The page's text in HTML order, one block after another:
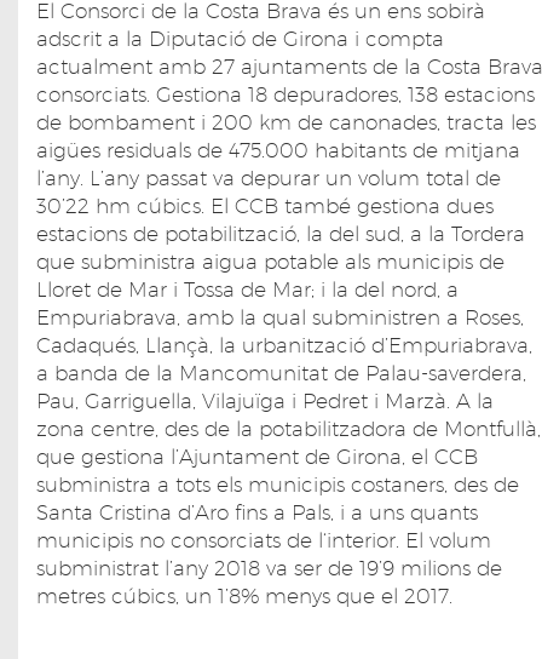
El Consorci de la Costa Brava és un ens sobirà
adscrit a la Diputació de Girona i compta
actualment amb 27 ajuntaments de la Costa Brava
consorciats. Gestiona 18 depuradores, 138 estacions
de bombament i 200 km de canonades, tracta les
aigües residuals de 475.000 habitants de mitjana
l’any. L’any passat va depurar un volum total de
30’22 hm cúbics. El CCB també gestiona dues
estacions de potabilització, la del sud, a la Tordera
que subministra aigua potable als municipis de
Lloret de Mar i Tossa de Mar; i la del nord, a
Empuriabrava, amb la qual subministren a Roses,
Cadaqués, Llançà, la urbanització d’Empuriabrava,
a banda de la Mancomunitat de Palau-saverdera,
Pau, Garriguella, Vilajuïga i Pedret i Marzà. A la
zona centre, des de la potabilitzadora de Montfullà,
que gestiona l’Ajuntament de Girona, el CCB
subministra a tots els municipis costaners, des de
Santa Cristina d’Aro fins a Pals, i a uns quants
municipis no consorciats de l‘interior. El volum
subministrat l’any 2018 va ser de 19’9 milions de
metres cúbics, un 1’8% menys que el 2017.